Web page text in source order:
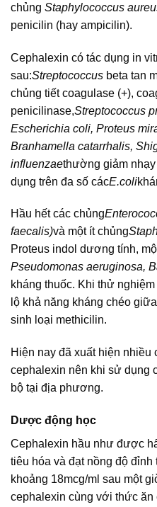
chủng Staphylococcus
penicilin (hay ampicilin).
Cephalexin có tác dụng in
sau:Streptococcus beta tan
chủng tiết coagulase (+),
penicilinase,Streptococcus
Escherichia coli, Proteus
Branhamella catarrhalis,
influenzaethường giảm
dụng trên đa số cácE.coli
Hầu hết các chủng
faecalis)và một ít chủng
Proteus indol dương tính,
Pseudomonas aeruginosa,
kháng thuốc. Khi thử nghiệm
lộ khả năng kháng chéo
sinh loại methicilin.
Hiện nay đã xuất hiện nhiều
cephalexin nên khi sử dụng
bộ tại địa phương.
Dược động học
Cephalexin hầu như được
tiêu hóa và đạt nồng độ
khoảng 18mcg/ml sau một
cephalexin cùng với thức ăn